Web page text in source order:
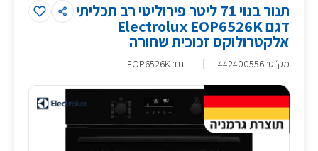
תנור בנוי 71 ליטר פירוליטי רב תכליתי
דגם Electrolux EOP6526K
אלקטרולוקס זכוכית שחורה
מק״ט:
442400556 דגם: EOP6526K